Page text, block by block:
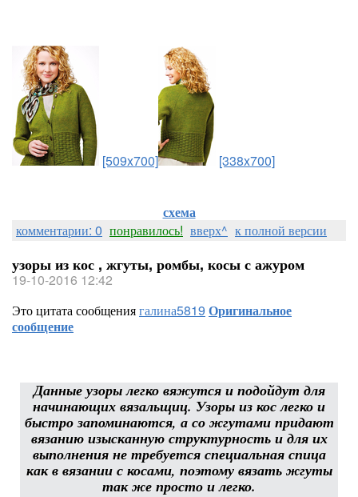
[509x700] [338x700]
схема
комментарии: 0 понравилось! вверх^ к полной версии
узоры из кос , жгуты, ромбы, косы с ажуром
19-10-2016 12:42
Это цитата сообщениягалина5819 Оригинальное
сообщение
Данные узоры легко вяжутся и подойдут для
начинающих вязальщиц. Узоры из кос легко и
быстро запоминаются, а со жгутами придают
вязанию изысканную структурность и для их
выполнения не требуется специальная спица
как в вязании с косами, поэтому вязать жгуты
так же просто и легко.